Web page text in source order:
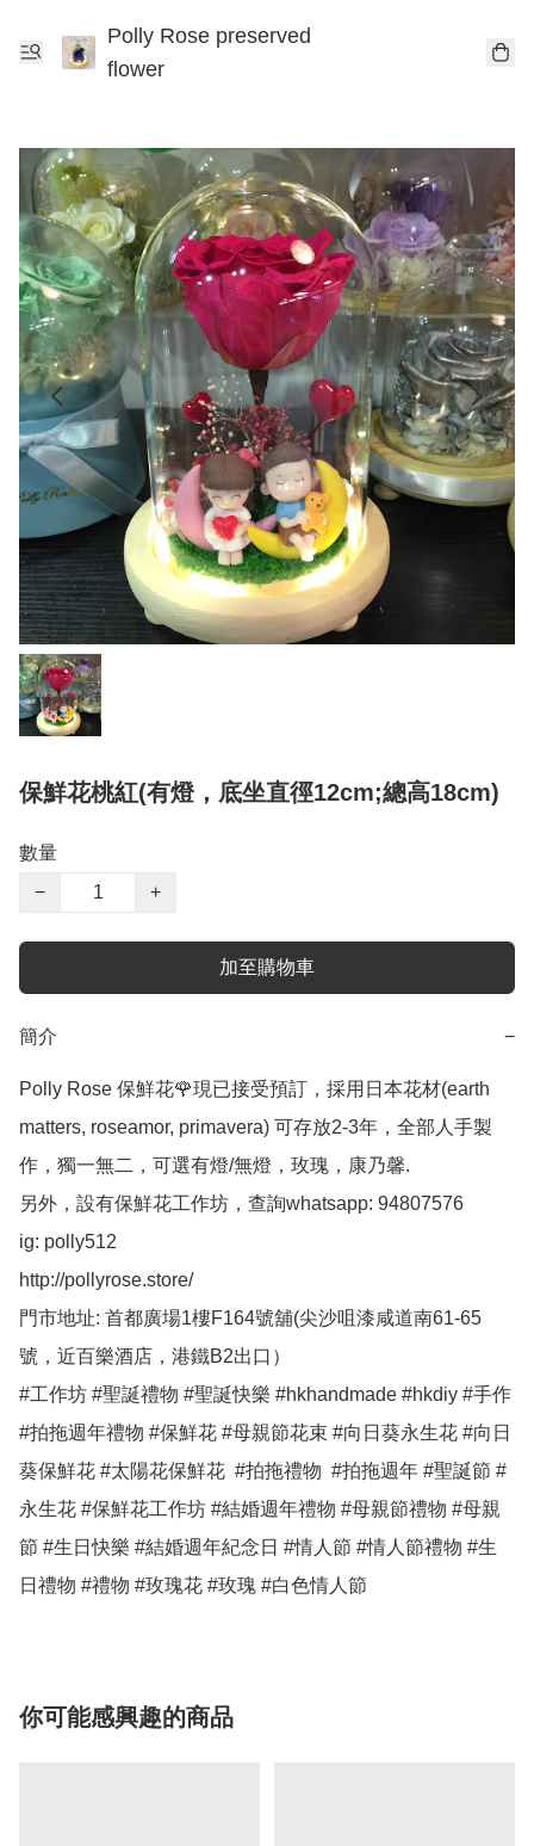
Polly Rose preserved
flower
保鮮花桃紅(有燈，底坐直徑12cm;總高18cm)
數量
−
+
加至購物車
簡介 −
Polly Rose 保鮮花🌹現已接受預訂，採用日本花材(earth
matters, roseamor, primavera) 可存放2-3年，全部人手製
作，獨一無二，可選有燈/無燈，玫瑰，康乃馨.
另外，設有保鮮花工作坊，查詢whatsapp: 94807576
ig: polly512
http://pollyrose.store/
門市地址: 首都廣場1樓F164號舖(尖沙咀漆咸道南61-65
號，近百樂酒店，港鐵B2出口）
#工作坊 #聖誕禮物 #聖誕快樂 #hkhandmade #hkdiy #手作
#拍拖週年禮物 #保鮮花 #母親節花束 #向日葵永生花 #向日
葵保鮮花 #太陽花保鮮花  #拍拖禮物  #拍拖週年 #聖誕節 #
永生花 #保鮮花工作坊 #結婚週年禮物 #母親節禮物 #母親
節 #生日快樂 #結婚週年紀念日 #情人節 #情人節禮物 #生
日禮物 #禮物 #玫瑰花 #玫瑰 #白色情人節
你可能感興趣的商品